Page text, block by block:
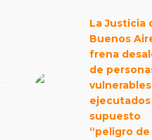
La Justicia
Buenos
frena
de
vulnerables
supuesto
“peligro de